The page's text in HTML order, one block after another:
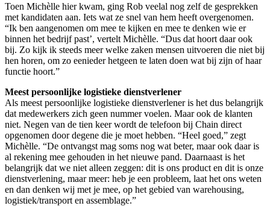
Toen Michèlle hier kwam, ging Rob veelal nog zelf de gesprekken
met kandidaten aan. Iets wat ze snel van hem heeft overgenomen.
“Ik ben aangenomen om mee te kijken en mee te denken wie er
binnen het bedrijf past’, vertelt Michèlle. “Dus dat hoort daar ook
bij. Zo kijk ik steeds meer welke zaken mensen uitvoeren die niet bij
hen horen, om zo eenieder hetgeen te laten doen wat bij zijn of haar
functie hoort.”
Meest persoonlijke logistieke dienstverlener
Als meest persoonlijke logistieke dienstverlener is het dus belangrijk
dat medewerkers zich geen nummer voelen. Maar ook de klanten
niet. Negen van de tien keer wordt de telefoon bij Chain direct
opgenomen door degene die je moet hebben. “Heel goed,” zegt
Michèlle. “De ontvangst mag soms nog wat beter, maar ook daar is
al rekening mee gehouden in het nieuwe pand. Daarnaast is het
belangrijk dat we niet alleen zeggen: dit is ons product en dit is onze
dienstverlening, maar meer: heb je een probleem, laat het ons weten
en dan denken wij met je mee, op het gebied van warehousing,
logistiek/transport en assemblage.”